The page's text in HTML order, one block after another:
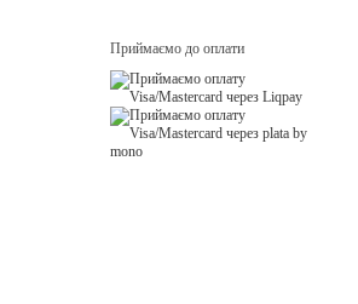
Приймаємо до оплати